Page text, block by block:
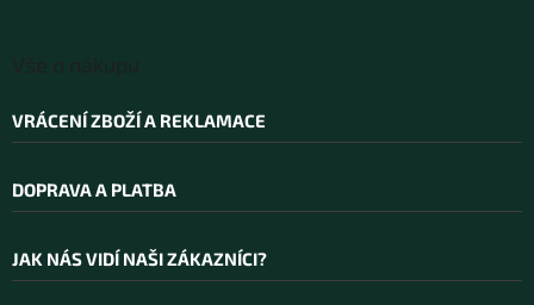
VRÁCENÍ ZBOŽÍ A REKLAMACE
DOPRAVA A PLATBA
JAK NÁS VIDÍ NAŠI ZÁKAZNÍCI?